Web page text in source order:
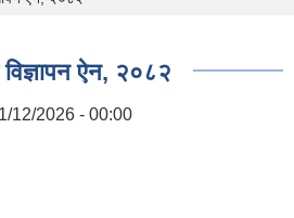
विज्ञापन ऐन, २०८२
12/2026 - 00:00